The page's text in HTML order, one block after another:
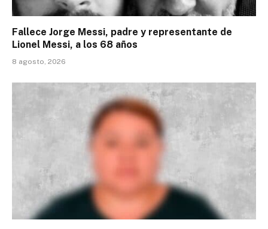
Fallece Jorge Messi, padre y representante de
Lionel Messi, a los 68 años
8 agosto, 2026